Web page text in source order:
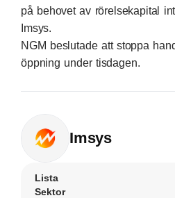
på behovet av rörelsekapital
Imsys.
NGM beslutade att stoppa
öppning under tisdagen.
Imsys
Lista
Sektor